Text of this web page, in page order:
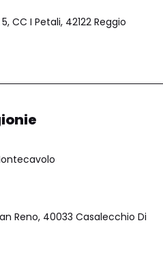
CC I Petali, 42122 Reggio
Reno, 40033 Casalecchio Di